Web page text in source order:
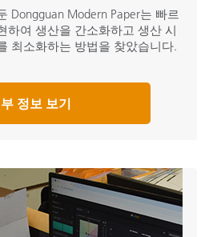
Dongguan Modern Paper는 빠르
하여 생산을 간소화하고 생산 시
최소화하는 방법을 찾았습니다.
정보 보기